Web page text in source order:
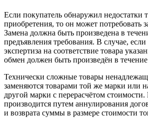
Если покупатель обнаружил недостатки
приобретения, то он может потребовать
Замена должна быть произведена в
предъявления требования. В случае, если
экспертиза на соответствие товара
обмен должен быть произведён в
Технически сложные товары
заменяются товарами той же марки или
другой марки с перерасчётом стоимости.
производится путем аннулирования
и возврата суммы в размере стоимости